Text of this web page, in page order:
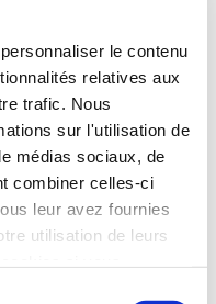
le contenu
relatives aux
trafic. Nous
sur l'utilisation de
médias sociaux, de
combiner celles-ci
leur avez fournies
utilisation de leurs
appelle à un «
organisme